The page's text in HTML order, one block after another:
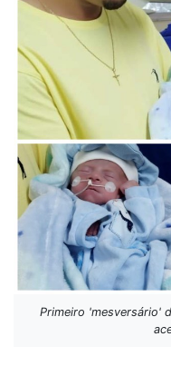
Primeiro 'mesversário'